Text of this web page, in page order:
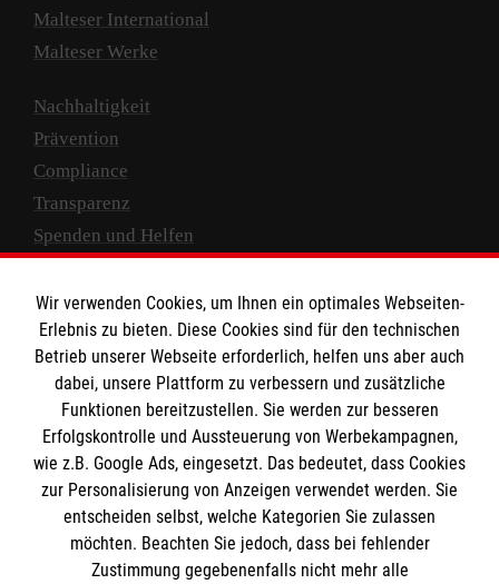
Malteser International
Malteser Werke
Nachhaltigkeit
Prävention
Compliance
Transparenz
Spenden und Helfen
Empfänger: Malteser Hilfsdienst e.V.
IBAN: DE10 3706 0120 1201 2000 12
BIC: GENODED 1PA7
Wir verwenden Cookies, um Ihnen ein optimales Webseiten-
Erlebnis zu bieten. Diese Cookies sind für den technischen
Betrieb unserer Webseite erforderlich, helfen uns aber auch
dabei, unsere Plattform zu verbessern und zusätzliche
Funktionen bereitzustellen. Sie werden zur besseren
Erfolgskontrolle und Aussteuerung von Werbekampagnen,
wie z.B. Google Ads, eingesetzt. Das bedeutet, dass Cookies
zur Personalisierung von Anzeigen verwendet werden. Sie
entscheiden selbst, welche Kategorien Sie zulassen
möchten. Beachten Sie jedoch, dass bei fehlender
Zustimmung gegebenenfalls nicht mehr alle